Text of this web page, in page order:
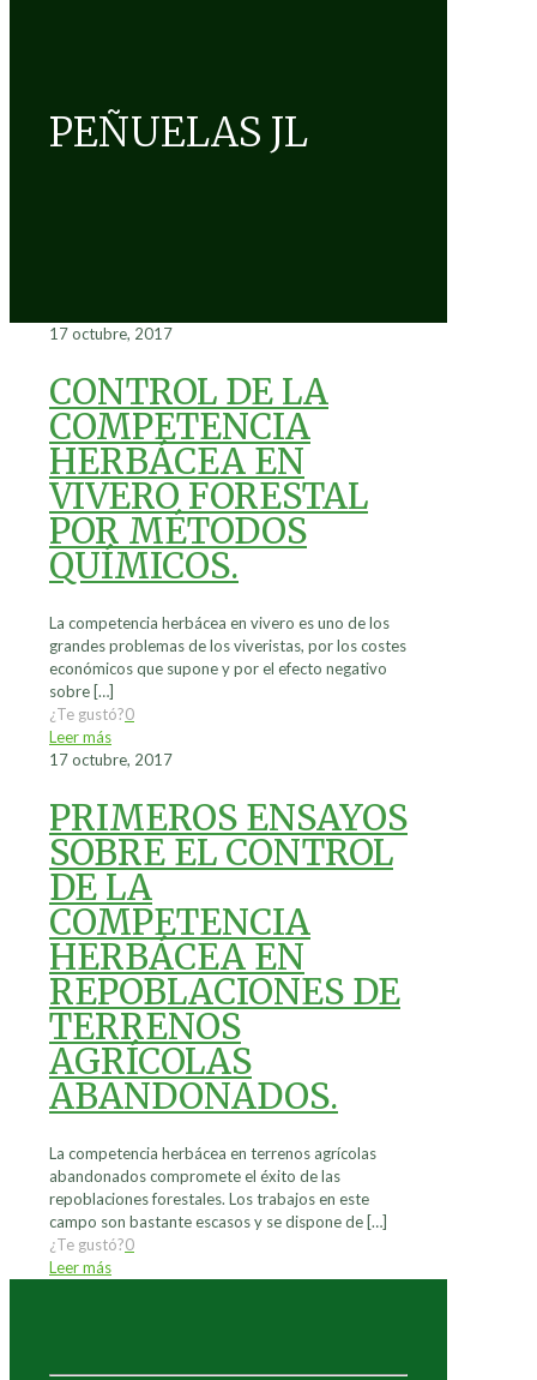
PEÑUELAS JL
17 octubre, 2017
CONTROL DE LA
COMPETENCIA
HERBÁCEA EN
VIVERO FORESTAL
POR MÉTODOS
QUÍMICOS.
La competencia herbácea en vivero es uno de los
grandes problemas de los viveristas, por los costes
económicos que supone y por el efecto negativo
sobre […]
¿Te gustó?0
Leer más
17 octubre, 2017
PRIMEROS ENSAYOS
SOBRE EL CONTROL
DE LA
COMPETENCIA
HERBÁCEA EN
REPOBLACIONES DE
TERRENOS
AGRÍCOLAS
ABANDONADOS.
La competencia herbácea en terrenos agrícolas
abandonados compromete el éxito de las
repoblaciones forestales. Los trabajos en este
campo son bastante escasos y se dispone de […]
¿Te gustó?0
Leer más